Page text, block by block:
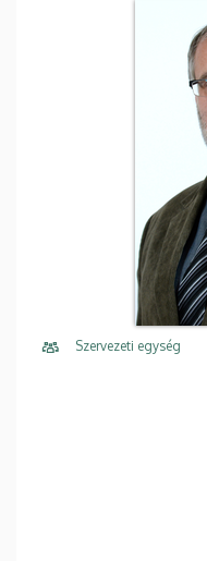
Szervezeti egység